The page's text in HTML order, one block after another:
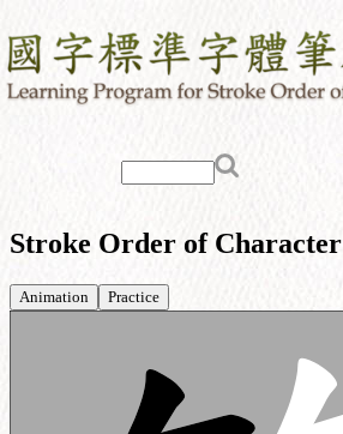
Stroke Order of Character
Animation Practice